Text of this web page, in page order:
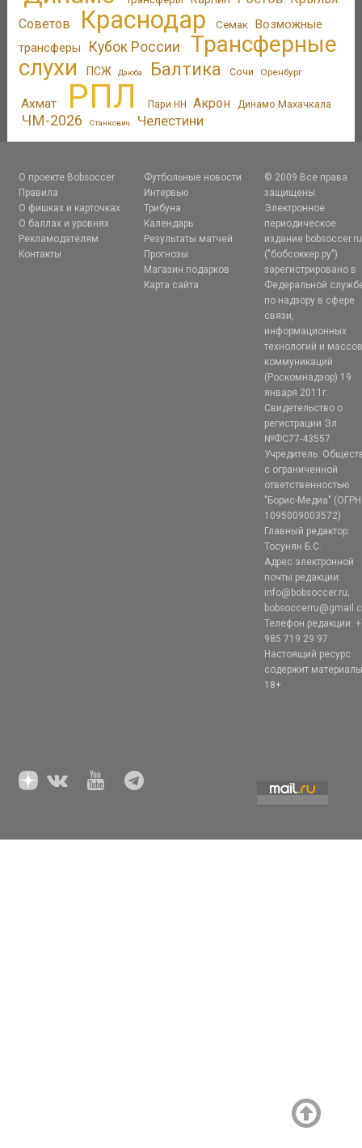
Советов
Краснодар Семак Возможные
трансферы
Кубок России
Трансферные
слухи
ПСЖ Дзюба Балтика Сочи Оренбург
Ахмат РПЛ Пари НН Акрон Динамо Махачкала
ЧМ-2026 Станкович Челестини
О проекте Bobsoccer
Правила
О фишках и карточках
О баллах и уровнях
Рекламодателям
Контакты
Футбольные новости
Интервью
Трибуна
Календарь
Результаты матчей
Прогнозы
Магазин подарков
Карта сайта
© 2009 Все права
защищены.
Электронное
периодическое
издание bobsoccer.ru
("бобсоккер.ру")
зарегистрировано в
Федеральной
по надзору в сфере
связи,
информационных
технологий и
коммуникаций
(Роскомнадзор) 19
января 2011г.
Свидетельство о
регистрации Эл
№ФС77-43557.
Учредитель:
с ограниченной
ответственностью
"Борис-Медиа" (ОГРН
1095009003572)
Главный редактор:
Тосунян Б.С.
Адрес электронной
почты редакции:
info@bobsoccer.ru;
Телефон редакции:
985 719 29 97
Настоящий ресурс
содержит
18+